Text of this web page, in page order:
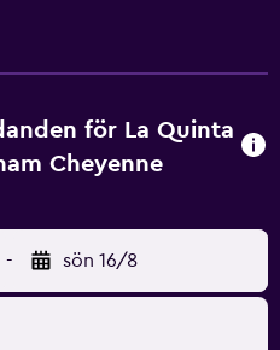
för La Quinta
Cheyenne
- sön 16/8